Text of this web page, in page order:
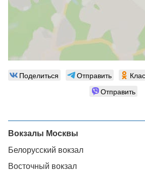
Поделиться Отправить
Отправить
Вокзалы Москвы
Белорусский вокзал
Восточный вокзал